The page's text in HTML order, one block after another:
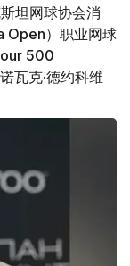
坦网球协会消
Open）职业网球
500
瓦克·德约科维